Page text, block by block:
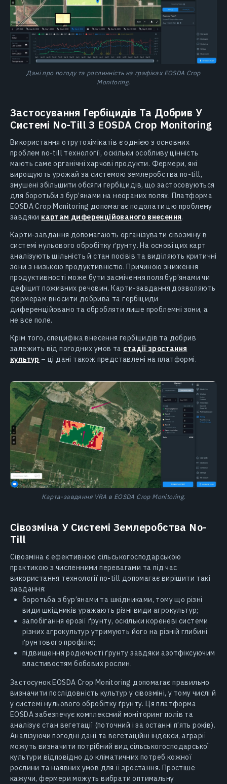
Дані про погоду та рослинність на графіках EOSDA Crop
Monitoring.
Застосування Гербіцидів Та Добрив У
Системі No-Till З EOSDA Crop Monitoring
Використання отрутохімікатів є однією з основних
проблем no-till технології, оскільки особливу цінність
мають саме органічні харчові продукти. Фермери, які
вирощують урожай за системою землеробства no-till,
змушені збільшити обсяги гербіцидів, що застосовуються
для боротьби з бур’янами на неораних полях. Платформа
EOSDA Crop Monitoring допомагає подолати цю проблему
завдяки картам диференційованого внесення.
Карти-завдання допомагають організувати сівозміну в
системі нульового обробітку ґрунту. На основі цих карт
аналізують щільність й стан посівів та виділяють критичні
зони з низькою продуктивністю. Причиною зниження
продуктивності може бути засмічення поля бур’янами чи
дефіцит поживних речовин. Карти-завдання дозволяють
фермерам вносити добрива та гербіциди
диференційовано та обробляти лише проблемні зони, а
не все поле.
Крім того, специфіка внесення гербіцидів та добрив
залежить від погодних умов та стадії зростання
культур – ці дані також представлені на платформі.
Карта-завдяння VRA в EOSDA Crop Monitoring.
Сівозміна У Системі Землеробства No-
Till
Сівозміна є ефективною сільськогосподарською
практикою з численними перевагами та під час
використання технології no-till допомагає вирішити такі
завдання:
боротьба з бур’янами та шкідниками, тому що різні
види шкідників уражають різні види агрокультур;
запобігання ерозії ґрунту, оскільки кореневі системи
різних агрокультур утримують його на різній глибині
ґрунтового профілю;
підвищення родючості ґрунту завдяки азотфіксуючим
властивостям бобових рослин.
Застосунок EOSDA Crop Monitoring допомагає правильно
визначити послідовність культур у сівозміні, у тому числі й
у системі нульового обробітку ґрунту. Ця платформа
EOSDA забезпечує комплексний моніторинг полів та
аналізує стан вегетації (поточний і за останні п’ять років).
Аналізуючи погодні дані та вегетаційні індекси, аграрії
можуть визначити потрібний вид сільськогосподарської
культури відповідно до кліматичних потреб кожної
рослини та наявних умов для її зростання. Простіше
кажучи, фермери можуть вибрати оптимальну